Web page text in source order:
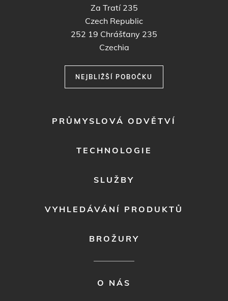
Za Tratí 235
Czech Republic
252 19 Chrášťany 235
Czechia
NEJBLIŽŠÍ POBOČKU
PRŮMYSLOVÁ ODVĚTVÍ
TECHNOLOGIE
SLUŽBY
VYHLEDÁVÁNÍ PRODUKTŮ
BROŽURY
O NÁS